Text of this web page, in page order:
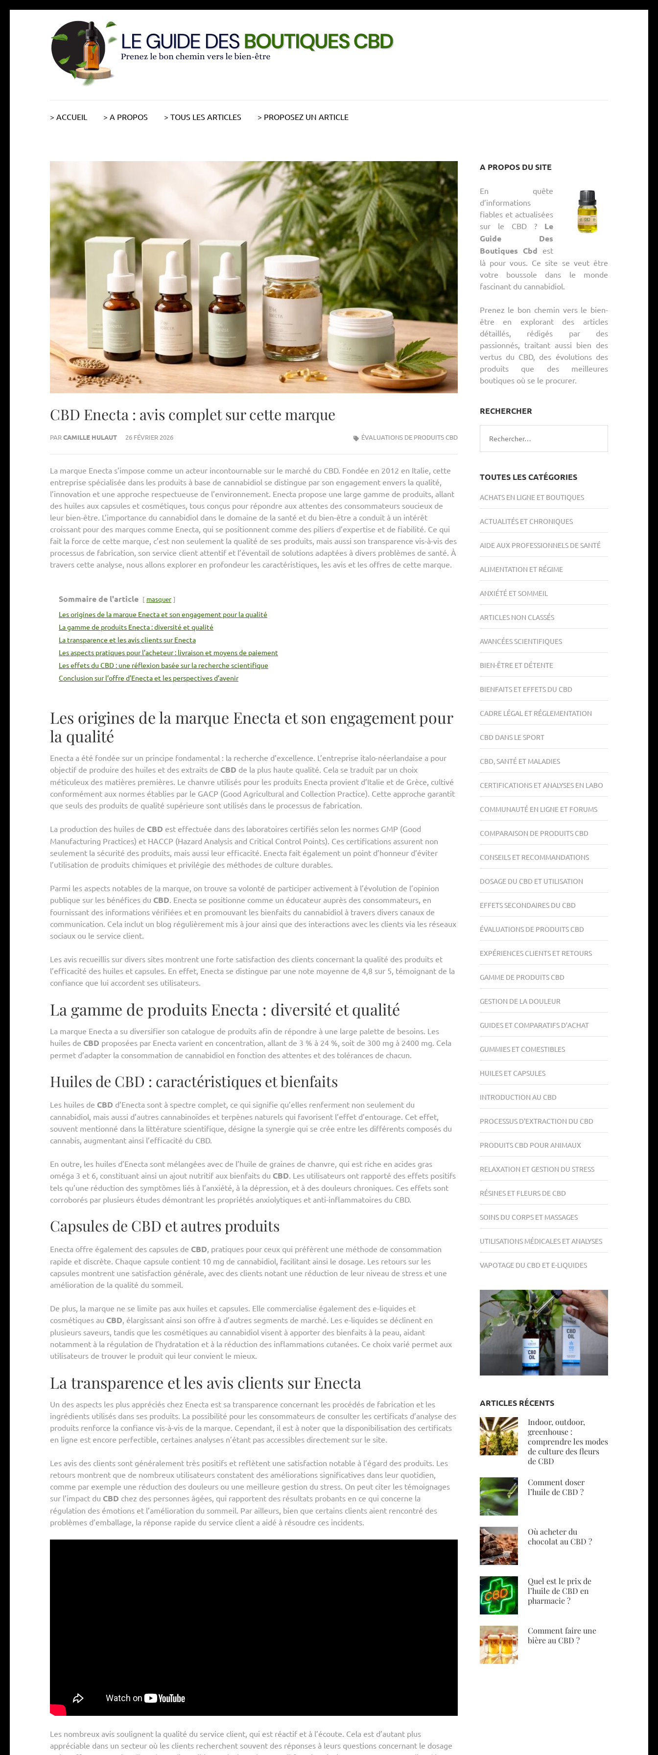
> ACCUEIL > A PROPOS > TOUS LES ARTICLES > PROPOSEZ UN ARTICLE
CBD Enecta : avis complet sur cette marque
PARCAMILLE HULAUT 26 FÉVRIER 2026 ÉVALUATIONS DE PRODUITS CBD
La marque Enecta s’impose comme un acteur incontournable sur le marché du CBD. Fondée en 2012 en Italie, cette
entreprise spécialisée dans les produits à base de cannabidiol se distingue par son engagement envers la qualité,
l’innovation et une approche respectueuse de l’environnement. Enecta propose une large gamme de produits, allant
des huiles aux capsules et cosmétiques, tous conçus pour répondre aux attentes des consommateurs soucieux de
leur bien-être. L’importance du cannabidiol dans le domaine de la santé et du bien-être a conduit à un intérêt
croissant pour des marques comme Enecta, qui se positionnent comme des piliers d’expertise et de fiabilité. Ce qui
fait la force de cette marque, c’est non seulement la qualité de ses produits, mais aussi son transparence vis-à-vis des
processus de fabrication, son service client attentif et l’éventail de solutions adaptées à divers problèmes de santé. À
travers cette analyse, nous allons explorer en profondeur les caractéristiques, les avis et les offres de cette marque.
Sommaire de l'article masquer
Les origines de la marque Enecta et son engagement pour la qualité
La gamme de produits Enecta : diversité et qualité
La transparence et les avis clients sur Enecta
Les aspects pratiques pour l’acheteur : livraison et moyens de paiement
Les effets du CBD : une réflexion basée sur la recherche scientifique
Conclusion sur l’offre d’Enecta et les perspectives d’avenir
Les origines de la marque Enecta et son engagement pour
la qualité
Enecta a été fondée sur un principe fondamental : la recherche d’excellence. L’entreprise italo-néerlandaise a pour
objectif de produire des huiles et des extraits de CBD de la plus haute qualité. Cela se traduit par un choix
méticuleux des matières premières. Le chanvre utilisés pour les produits Enecta provient d’Italie et de Grèce, cultivé
conformément aux normes établies par le GACP (Good Agricultural and Collection Practice). Cette approche garantit
que seuls des produits de qualité supérieure sont utilisés dans le processus de fabrication.
La production des huiles de CBD est effectuée dans des laboratoires certifiés selon les normes GMP (Good
Manufacturing Practices) et HACCP (Hazard Analysis and Critical Control Points). Ces certifications assurent non
seulement la sécurité des produits, mais aussi leur efficacité. Enecta fait également un point d’honneur d’éviter
l’utilisation de produits chimiques et privilégie des méthodes de culture durables.
Parmi les aspects notables de la marque, on trouve sa volonté de participer activement à l’évolution de l’opinion
publique sur les bénéfices du CBD . Enecta se positionne comme un éducateur auprès des consommateurs, en
fournissant des informations vérifiées et en promouvant les bienfaits du cannabidiol à travers divers canaux de
communication. Cela inclut un blog régulièrement mis à jour ainsi que des interactions avec les clients via les réseaux
sociaux ou le service client.
Les avis recueillis sur divers sites montrent une forte satisfaction des clients concernant la qualité des produits et
l’efficacité des huiles et capsules. En effet, Enecta se distingue par une note moyenne de 4,8 sur 5, témoignant de la
confiance que lui accordent ses utilisateurs.
La gamme de produits Enecta : diversité et qualité
La marque Enecta a su diversifier son catalogue de produits afin de répondre à une large palette de besoins. Les
huiles de CBD proposées par Enecta varient en concentration, allant de 3 % à 24 %, soit de 300 mg à 2400 mg. Cela
permet d’adapter la consommation de cannabidiol en fonction des attentes et des tolérances de chacun.
Huiles de CBD : caractéristiques et bienfaits
Les huiles de CBD d’Enecta sont à spectre complet, ce qui signifie qu’elles renferment non seulement du
cannabidiol, mais aussi d’autres cannabinoïdes et terpènes naturels qui favorisent l’effet d’entourage. Cet effet,
souvent mentionné dans la littérature scientifique, désigne la synergie qui se crée entre les différents composés du
cannabis, augmentant ainsi l’efficacité du CBD.
En outre, les huiles d’Enecta sont mélangées avec de l’huile de graines de chanvre, qui est riche en acides gras
oméga 3 et 6, constituant ainsi un ajout nutritif aux bienfaits du CBD . Les utilisateurs ont rapporté des effets positifs
tels qu’une réduction des symptômes liés à l’anxiété, à la dépression, et à des douleurs chroniques. Ces effets sont
corroborés par plusieurs études démontrant les propriétés anxiolytiques et anti-inflammatoires du CBD.
Capsules de CBD et autres produits
Enecta offre également des capsules de CBD , pratiques pour ceux qui préfèrent une méthode de consommation
rapide et discrète. Chaque capsule contient 10 mg de cannabidiol, facilitant ainsi le dosage. Les retours sur les
capsules montrent une satisfaction générale, avec des clients notant une réduction de leur niveau de stress et une
amélioration de la qualité du sommeil.
De plus, la marque ne se limite pas aux huiles et capsules. Elle commercialise également des e-liquides et
cosmétiques au CBD , élargissant ainsi son offre à d’autres segments de marché. Les e-liquides se déclinent en
plusieurs saveurs, tandis que les cosmétiques au cannabidiol visent à apporter des bienfaits à la peau, aidant
notamment à la régulation de l’hydratation et à la réduction des inflammations cutanées. Ce choix varié permet aux
utilisateurs de trouver le produit qui leur convient le mieux.
La transparence et les avis clients sur Enecta
Un des aspects les plus appréciés chez Enecta est sa transparence concernant les procédés de fabrication et les
ingrédients utilisés dans ses produits. La possibilité pour les consommateurs de consulter les certificats d’analyse des
produits renforce la confiance vis-à-vis de la marque. Cependant, il est à noter que la disponibilisation des certificats
en ligne est encore perfectible, certaines analyses n’étant pas accessibles directement sur le site.
Les avis des clients sont généralement très positifs et reflètent une satisfaction notable à l’égard des produits. Les
retours montrent que de nombreux utilisateurs constatent des améliorations significatives dans leur quotidien,
comme par exemple une réduction des douleurs ou une meilleure gestion du stress. On peut citer les témoignages
sur l’impact du CBD chez des personnes âgées, qui rapportent des résultats probants en ce qui concerne la
régulation des émotions et l’amélioration du sommeil. Par ailleurs, bien que certains clients aient rencontré des
problèmes d’emballage, la réponse rapide du service client a aidé à résoudre ces incidents.
Les nombreux avis soulignent la qualité du service client, qui est réactif et à l’écoute. Cela est d’autant plus
appréciable dans un secteur où les clients recherchent souvent des réponses à leurs questions concernant le dosage
A PROPOS DU SITE
En quête
d’informations
fiables et actualisées
sur le CBD ? Le
Guide Des
Boutiques Cbd est
là pour vous. Ce site se veut être
votre boussole dans le monde
fascinant du cannabidiol.
Prenez le bon chemin vers le bien-
être en explorant des articles
détaillés, rédigés par des
passionnés, traitant aussi bien des
vertus du CBD, des évolutions des
produits que des meilleures
boutiques où se le procurer.
RECHERCHER
Rechercher :
TOUTES LES CATÉGORIES
ACHATS EN LIGNE ET BOUTIQUES
ACTUALITÉS ET CHRONIQUES
AIDE AUX PROFESSIONNELS DE SANTÉ
ALIMENTATION ET RÉGIME
ANXIÉTÉ ET SOMMEIL
ARTICLES NON CLASSÉS
AVANCÉES SCIENTIFIQUES
BIEN-ÊTRE ET DÉTENTE
BIENFAITS ET EFFETS DU CBD
CADRE LÉGAL ET RÉGLEMENTATION
CBD DANS LE SPORT
CBD, SANTÉ ET MALADIES
CERTIFICATIONS ET ANALYSES EN LABO
COMMUNAUTÉ EN LIGNE ET FORUMS
COMPARAISON DE PRODUITS CBD
CONSEILS ET RECOMMANDATIONS
DOSAGE DU CBD ET UTILISATION
EFFETS SECONDAIRES DU CBD
ÉVALUATIONS DE PRODUITS CBD
EXPÉRIENCES CLIENTS ET RETOURS
GAMME DE PRODUITS CBD
GESTION DE LA DOULEUR
GUIDES ET COMPARATIFS D’ACHAT
GUMMIES ET COMESTIBLES
HUILES ET CAPSULES
INTRODUCTION AU CBD
PROCESSUS D'EXTRACTION DU CBD
PRODUITS CBD POUR ANIMAUX
RELAXATION ET GESTION DU STRESS
RÉSINES ET FLEURS DE CBD
SOINS DU CORPS ET MASSAGES
UTILISATIONS MÉDICALES ET ANALYSES
VAPOTAGE DU CBD ET E-LIQUIDES
ARTICLES RÉCENTS
Indoor, outdoor,
greenhouse :
comprendre les modes
de culture des fleurs
de CBD
Comment doser
l’huile de CBD ?
Où acheter du
chocolat au CBD ?
Quel est le prix de
l’huile de CBD en
pharmacie ?
Comment faire une
bière au CBD ?